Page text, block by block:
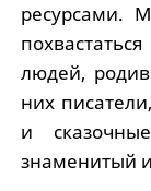
ресурсами.
людей,
них
и
знаменитый